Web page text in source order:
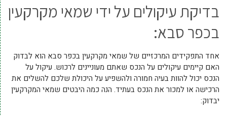
בדיקת עיקולים על ידי שמאי מקרקעין
בכפר סבא:
אחד התפקידים המרכזיים של שמאי מקרקעין בכפר סבא הוא לבדוק
האם קיימים עיקולים על הנכס שאתם מעוניינים לרכוש. עיקול על
הנכס יכול להוות בעיה חמורה ולהשפיע על היכולת שלכם להשלים את
הרכישה או למכור את הנכס בעתיד. הנה כמה היבטים שמאי המקרקעין
יבדוק: